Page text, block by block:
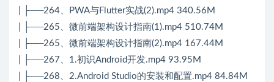
| ├──264、PWA与Flutter实战(2).mp4 340.56M
| ├──265、微前端架构设计指南(1).mp4 510.74M
| ├──265、微前端架构设计指南(2).mp4 167.44M
| ├──267、1.初识Android开发.mp4 93.95M
| ├──268、2.Android Studio的安装和配置.mp4 84.84M